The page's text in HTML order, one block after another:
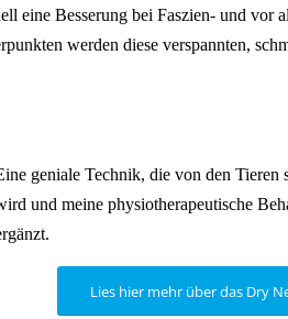
eine Besserung bei Faszien- und vor
werden diese verspannten,
geniale Technik, die von den Tieren
und meine physiotherapeutische
Lies hier mehr über das Dry